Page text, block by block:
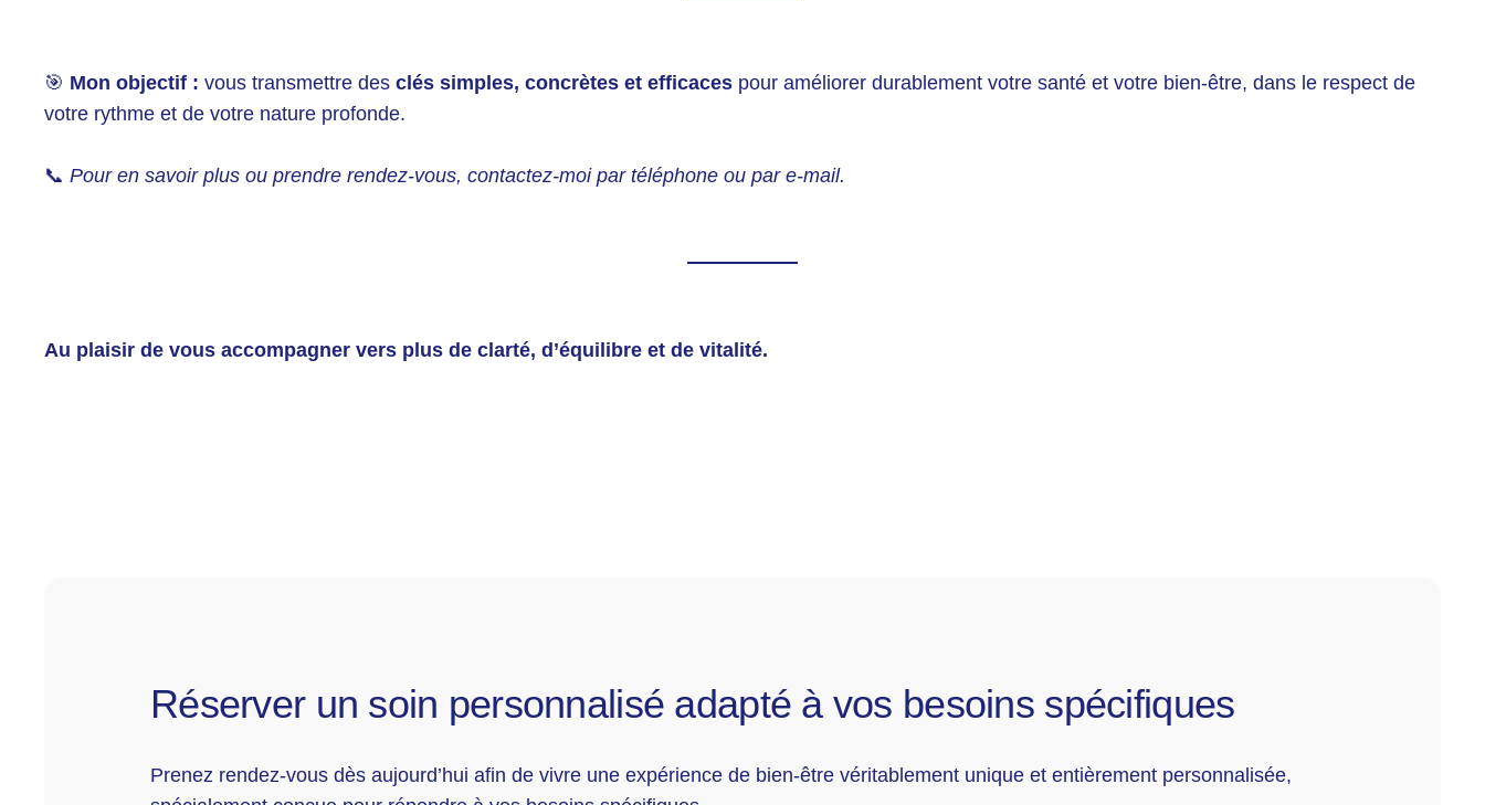
🎯 Mon objectif : vous transmettre des clés simples, concrètes et efficaces pour améliorer durablement votre santé et votre bien-être, dans le respect de
votre rythme et de votre nature profonde.
📞 Pour en savoir plus ou prendre rendez-vous, contactez-moi par téléphone ou par e-mail.
Au plaisir de vous accompagner vers plus de clarté, d’équilibre et de vitalité.
Réserver un soin personnalisé adapté à vos besoins spécifiques
Prenez rendez-vous dès aujourd’hui afin de vivre une expérience de bien-être véritablement unique et entièrement personnalisée,